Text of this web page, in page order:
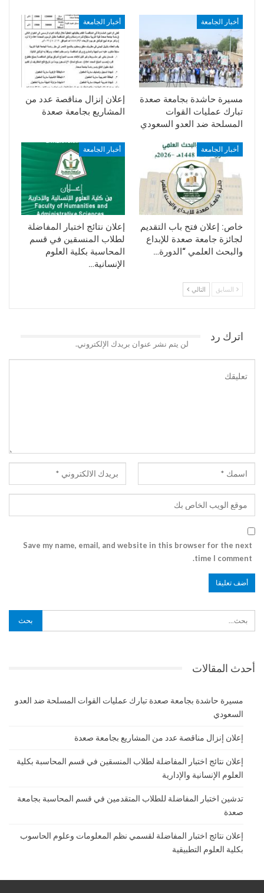
أخبار الجامعة
مسيرة حاشدة بجامعة صعدة
تبارك عمليات القوات
المسلحة ضد العدو السعودي
أخبار الجامعة
إعلان إنزال مناقصة عدد من
المشاريع بجامعة صعدة
أخبار الجامعة
خاص: إعلان فتح باب التقديم
لجائزة جامعة صعدة للإبداع
والبحث العلمي “الدورة…
أخبار الجامعة
إعلان نتائج اختبار المفاضلة
لطلاب المنسقين في قسم
المحاسبة بكلية العلوم
الإنسانية…
السابق التالي
اترك رد
لن يتم نشر عنوان بريدك الإلكتروني.
Save my name, email, and website in this browser for the next
time I comment.
أحدث المقالات
مسيرة حاشدة بجامعة صعدة تبارك عمليات القوات المسلحة ضد العدو
السعودي
إعلان إنزال مناقصة عدد من المشاريع بجامعة صعدة
إعلان نتائج اختبار المفاضلة لطلاب المنسقين في قسم المحاسبة بكلية
العلوم الإنسانية والإدارية
تدشين اختبار المفاضلة للطلاب المتقدمين في قسم المحاسبة بجامعة
صعدة
إعلان نتائج اختبار المفاضلة لقسمي نظم المعلومات وعلوم الحاسوب
بكلية العلوم التطبيقية